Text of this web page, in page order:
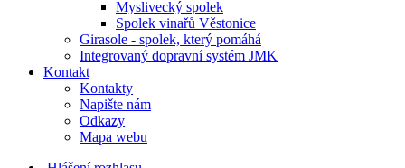
Myslivecký spolek
Spolek vinařů Věstonice
Girasole - spolek, který pomáhá
Integrovaný dopravní systém JMK
Kontakt
Kontakty
Napište nám
Odkazy
Mapa webu